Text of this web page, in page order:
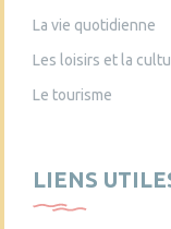
La vie quotidienne
Les loisirs et la
Le tourisme
LIENS